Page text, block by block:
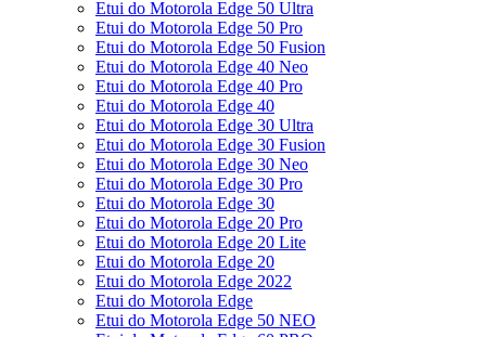
Etui do Motorola Edge 50 Ultra
Etui do Motorola Edge 50 Pro
Etui do Motorola Edge 50 Fusion
Etui do Motorola Edge 40 Neo
Etui do Motorola Edge 40 Pro
Etui do Motorola Edge 40
Etui do Motorola Edge 30 Ultra
Etui do Motorola Edge 30 Fusion
Etui do Motorola Edge 30 Neo
Etui do Motorola Edge 30 Pro
Etui do Motorola Edge 30
Etui do Motorola Edge 20 Pro
Etui do Motorola Edge 20 Lite
Etui do Motorola Edge 20
Etui do Motorola Edge 2022
Etui do Motorola Edge
Etui do Motorola Edge 50 NEO